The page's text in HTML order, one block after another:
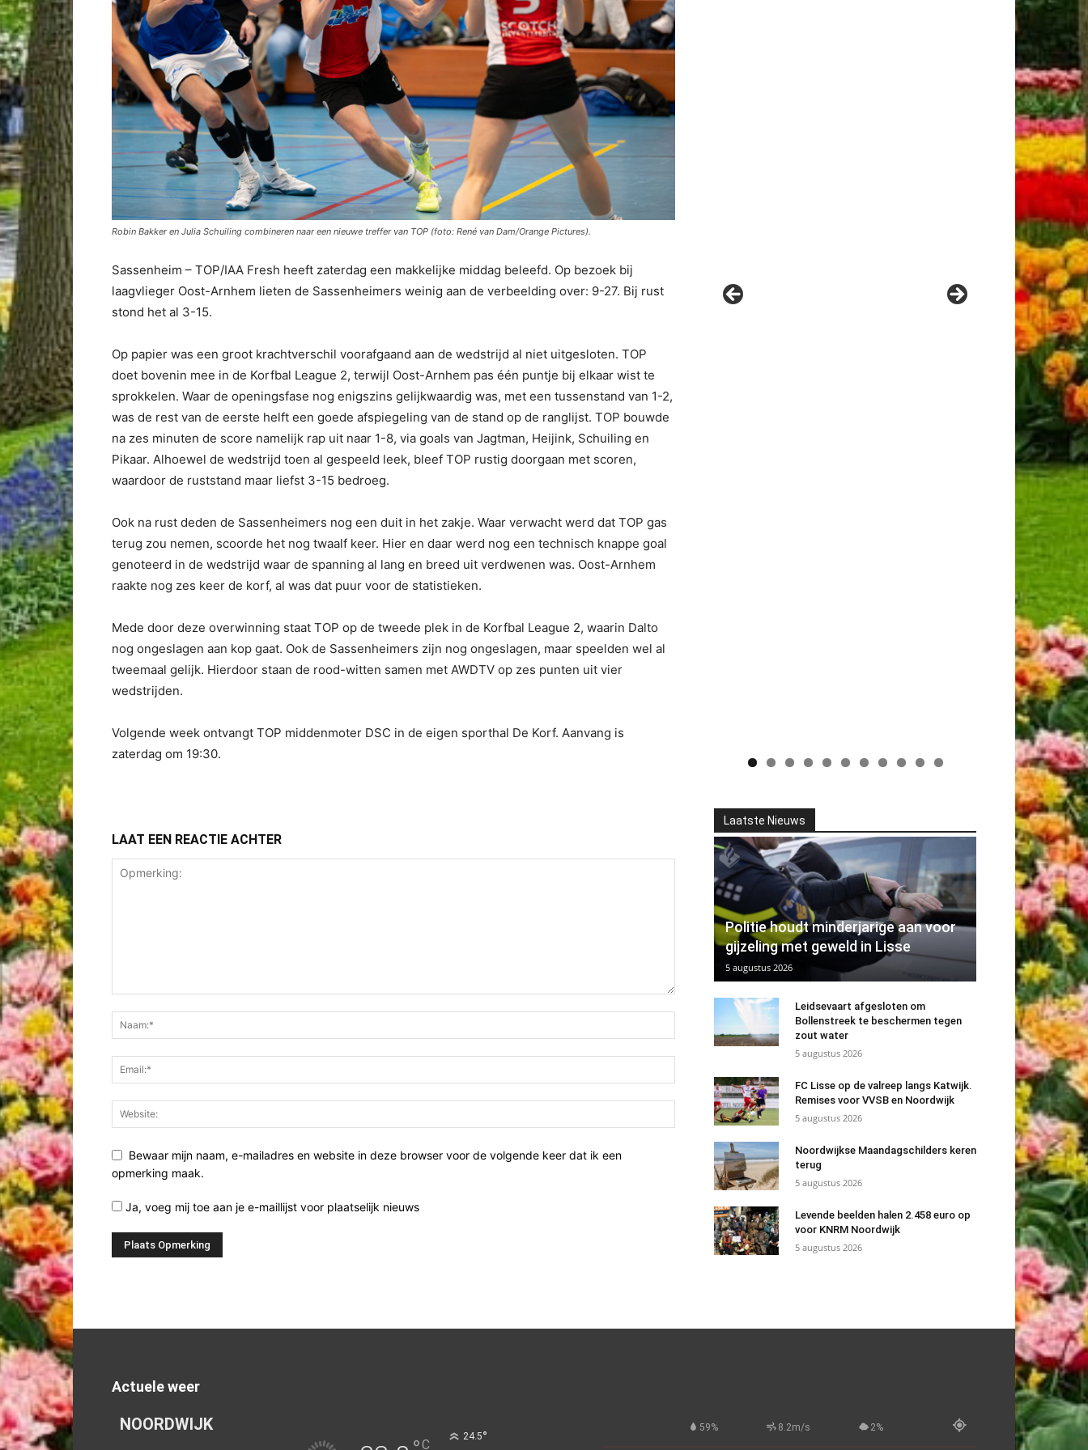
Robin Bakker en Julia Schuiling combineren naar een nieuwe treffer van TOP (foto: René van Dam/Orange Pictures).
Sassenheim – TOP/IAA Fresh heeft zaterdag een makkelijke middag beleefd. Op bezoek bij
laagvlieger Oost-Arnhem lieten de Sassenheimers weinig aan de verbeelding over: 9-27. Bij rust
stond het al 3-15.
Op papier was een groot krachtverschil voorafgaand aan de wedstrijd al niet uitgesloten. TOP
doet bovenin mee in de Korfbal League 2, terwijl Oost-Arnhem pas één puntje bij elkaar wist te
sprokkelen. Waar de openingsfase nog enigszins gelijkwaardig was, met een tussenstand van 1-2,
was de rest van de eerste helft een goede afspiegeling van de stand op de ranglijst. TOP bouwde
na zes minuten de score namelijk rap uit naar 1-8, via goals van Jagtman, Heijink, Schuiling en
Pikaar. Alhoewel de wedstrijd toen al gespeeld leek, bleef TOP rustig doorgaan met scoren,
waardoor de ruststand maar liefst 3-15 bedroeg.
Ook na rust deden de Sassenheimers nog een duit in het zakje. Waar verwacht werd dat TOP gas
terug zou nemen, scoorde het nog twaalf keer. Hier en daar werd nog een technisch knappe goal
genoteerd in de wedstrijd waar de spanning al lang en breed uit verdwenen was. Oost-Arnhem
raakte nog zes keer de korf, al was dat puur voor de statistieken.
Mede door deze overwinning staat TOP op de tweede plek in de Korfbal League 2, waarin Dalto
nog ongeslagen aan kop gaat. Ook de Sassenheimers zijn nog ongeslagen, maar speelden wel al
tweemaal gelijk. Hierdoor staan de rood-witten samen met AWDTV op zes punten uit vier
wedstrijden.
Volgende week ontvangt TOP middenmoter DSC in de eigen sporthal De Korf. Aanvang is
zaterdag om 19:30.
LAAT EEN REACTIE ACHTER
Bewaar mijn naam, e-mailadres en website in deze browser voor de volgende keer dat ik een
opmerking maak.
Ja, voeg mij toe aan je e-maillijst voor plaatselijk nieuws
Laatste Nieuws
Politie houdt minderjarige aan voor
gijzeling met geweld in Lisse
5 augustus 2026
Leidsevaart afgesloten om
Bollenstreek te beschermen tegen
zout water
5 augustus 2026
FC Lisse op de valreep langs Katwijk.
Remises voor VVSB en Noordwijk
5 augustus 2026
Noordwijkse Maandagschilders keren
terug
5 augustus 2026
Levende beelden halen 2.458 euro op
voor KNRM Noordwijk
5 augustus 2026
Actuele weer
NOORDWIJK
C
24.5°
59% 8.2m/s 2%